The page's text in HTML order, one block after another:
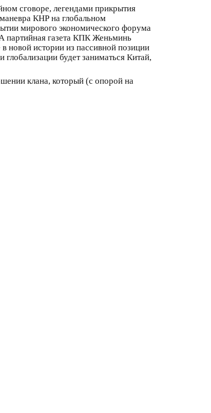
сговоре, легендами прикрытия
КНР на глобальном
мирового экономического форума
партийная газета КПК Женьминь
новой истории из пассивной позиции
будет заниматься Китай,
клана, который (с опорой на